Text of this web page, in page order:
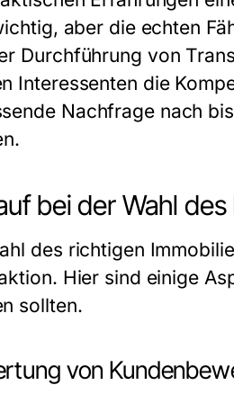
aber die echten
Durchführung von
Interessenten die
Nachfrage nach
bei der Wahl
des richtigen
Hier sind einige
sollten.
von